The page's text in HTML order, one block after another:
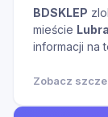
BDSKLEP
mieście
informacji na
Zobacz